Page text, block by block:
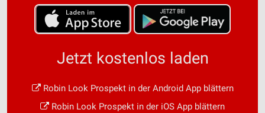
Jetzt kostenlos laden
Robin Look Prospekt in der Android App blättern
Robin Look Prospekt in der iOS App blättern